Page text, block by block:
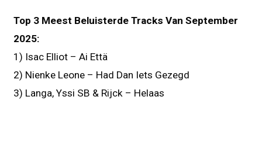
Top 3 Meest Beluisterde Tracks Van September
2025:
1) Isac Elliot – Ai Että
2) Nienke Leone – Had Dan Iets Gezegd
3) Langa, Yssi SB & Rijck – Helaas